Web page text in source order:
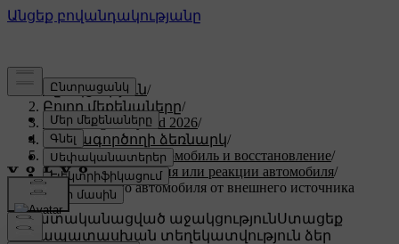
Աջակցություն/
Բոլոր մեքենաները/
XC60 Plug-in Hybrid 2026/
Օգտագործողի ձեռնարկ/
Обездвиженный автомобиль и восстановление/
Отсутствие питания или реакции автомобиля/
Запуск вашего автомобиля от внешнего источника
Անհատականացված աջակցությունՍտացեք
համապատասխան տեղեկատվություն ձեր